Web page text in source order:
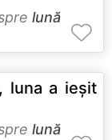
lună
luna a ieşit
lună